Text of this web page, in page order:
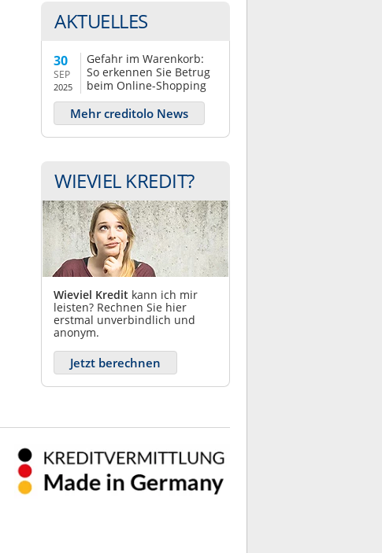
AKTUELLES
30
SEP
2025
Gefahr im Warenkorb:
So erkennen Sie Betrug
beim Online-Shopping
Mehr creditolo News
WIEVIEL KREDIT?
Wieviel Kredit kann ich mir
leisten? Rechnen Sie hier
erstmal unverbindlich und
anonym.
Jetzt berechnen